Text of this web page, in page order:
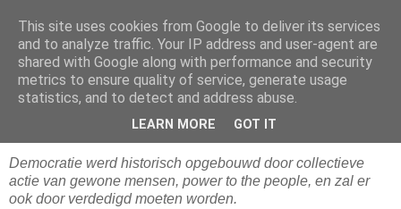
Blogrijk
21 February 2026
De macht van de straat
Democratie werd historisch opgebouwd door collectieve
actie van gewone mensen, power to the people, en zal er
ook door verdedigd moeten worden.
This site uses cookies from Google to deliver its services
and to analyze traffic. Your IP address and user-agent are
shared with Google along with performance and security
metrics to ensure quality of service, generate usage
statistics, and to detect and address abuse.
LEARN MORE GOT IT